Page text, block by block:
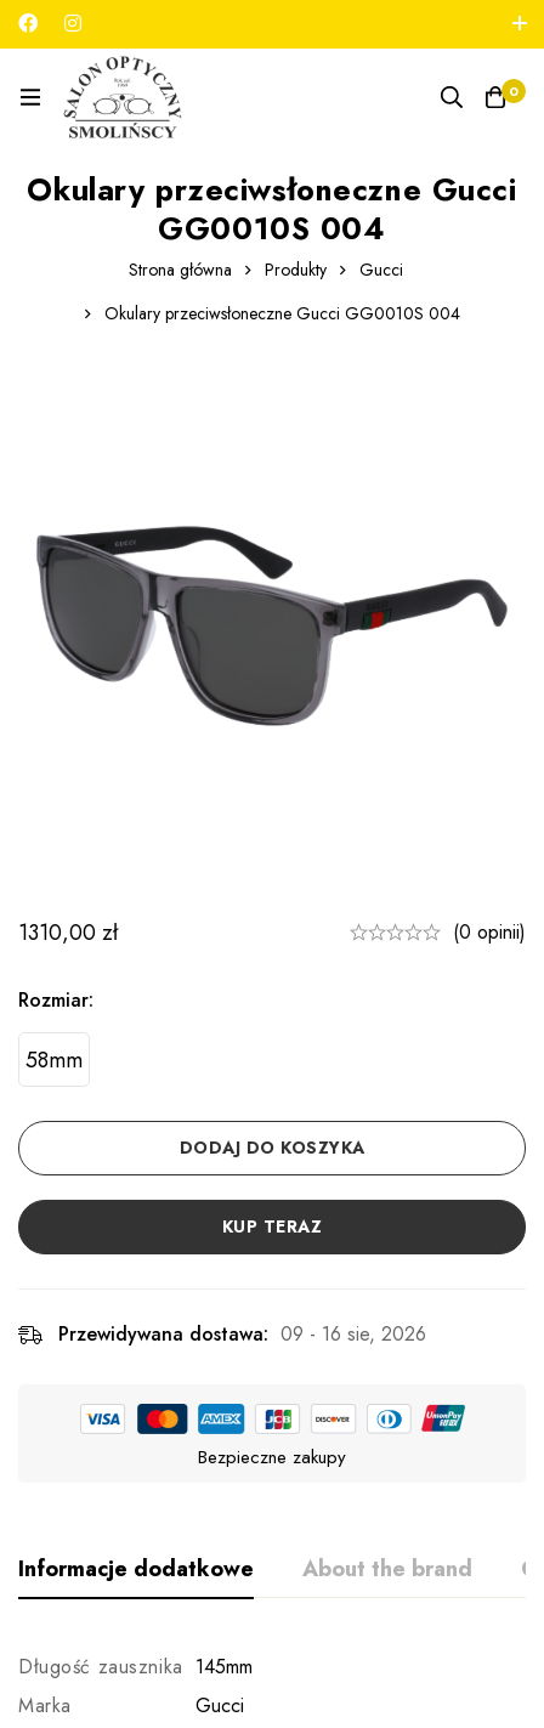
789 180 706
0
Okulary przeciwsłoneczne Gucci
GG0010S 004
Strona główna Produkty
Gucci
Okulary przeciwsłoneczne Gucci GG0010S 004
1310,00zł (0 opinii)
Rozmiar:
58mm
DODAJ DO KOSZYKA
KUP TERAZ
Przewidywana dostawa: 09 - 16 sie, 2026
Bezpieczne zakupy
Informacje dodatkowe About the brand
Długość zausznika 145mm
Marka
Gucci